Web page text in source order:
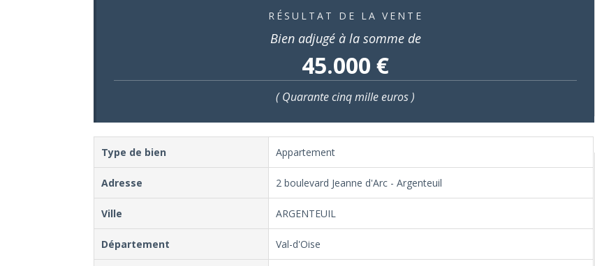
RÉSULTAT DE LA VENTE
Bien adjugé à la somme de
45.000 €
( Quarante cinq mille euros )
Type de bien Appartement
Adresse 2 boulevard Jeanne d'Arc - Argenteuil
Ville ARGENTEUIL
Département Val-d'Oise